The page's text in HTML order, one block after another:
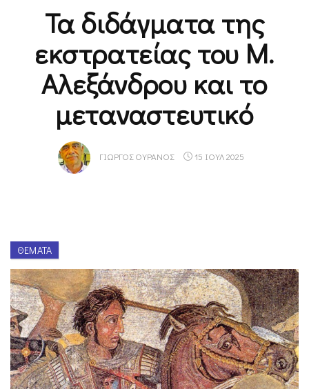
Τα διδάγματα της
εκστρατείας του Μ.
Αλεξάνδρου και το
μεταναστευτικό
ΓΙΏΡΓΟΣ ΟΥΡΑΝΌΣ 15 ΙΟΥΛ 2025
ΘΈΜΑΤΑ